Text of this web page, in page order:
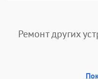
Ремонт других